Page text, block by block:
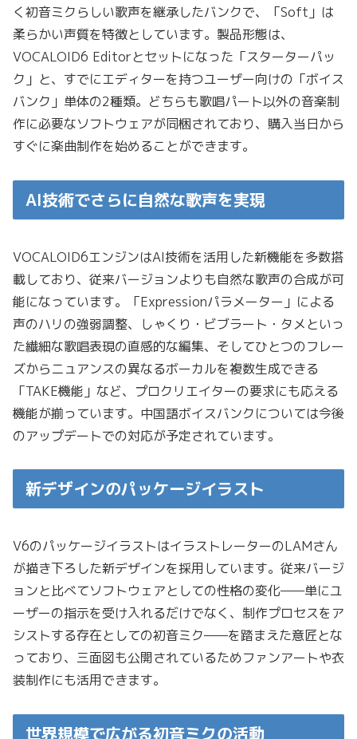
く初音ミクらしい歌声を継承したバンクで、「Soft」は
柔らかい声質を特徴としています。製品形態は、
VOCALOID6 Editorとセットになった「スターターパッ
ク」と、すでにエディターを持つユーザー向けの「ボイス
バンク」単体の2種類。どちらも歌唱パート以外の音楽制
作に必要なソフトウェアが同梱されており、購入当日から
すぐに楽曲制作を始めることができます。
AI技術でさらに自然な歌声を実現
VOCALOID6エンジンはAI技術を活用した新機能を多数搭
載しており、従来バージョンよりも自然な歌声の合成が可
能になっています。「Expressionパラメーター」による
声のハリの強弱調整、しゃくり・ビブラート・タメといっ
た繊細な歌唱表現の直感的な編集、そしてひとつのフレー
ズからニュアンスの異なるボーカルを複数生成できる
「TAKE機能」など、プロクリエイターの要求にも応える
機能が揃っています。中国語ボイスバンクについては今後
のアップデートでの対応が予定されています。
新デザインのパッケージイラスト
V6のパッケージイラストはイラストレーターのLAMさん
が描き下ろした新デザインを採用しています。従来バージ
ョンと比べてソフトウェアとしての性格の変化——単にユ
ーザーの指示を受け入れるだけでなく、制作プロセスをア
シストする存在としての初音ミク——を踏まえた意匠とな
っており、三面図も公開されているためファンアートや衣
装制作にも活用できます。
世界規模で広がる初音ミクの活動